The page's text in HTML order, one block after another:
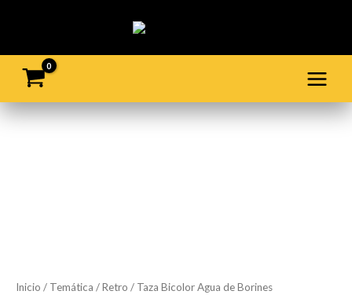
contenido
Inicio / Temática /Retro / Taza Bicolor Agua de Borines